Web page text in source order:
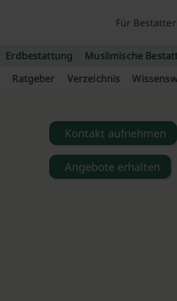
Für Bestatter
Erdbestattung
Muslimische
Ratgeber Verzeichnis
Kontakt aufnehmen
Angebote erhalten